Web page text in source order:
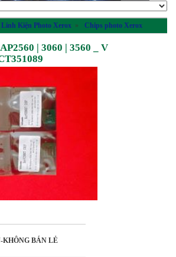
Linh Kiện Photo Xerox » Chips photo Xerox
| 3060 | 3560 _ V
KHÔNG BÁN LẺ